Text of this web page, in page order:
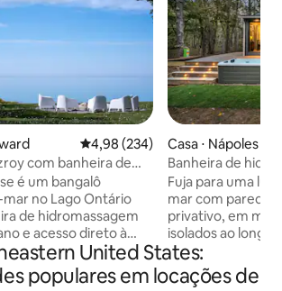
4,98 de uma avaliação média de
4,98 (234)
com banheira de
beira-mar
é um bangalô
no Lago Ontário
de hidromassagem
e acesso direto à
vistas para o lago a
principal e do
de uma praia
Casa ⋅ Nápoles
Banheira de
beira-mar de
Fuja para uma
mar com paredes
privativo, em
isolados ao longo
Naples, Maine. O
propriedade,
privacidade, sua
United States:
populares em locações de